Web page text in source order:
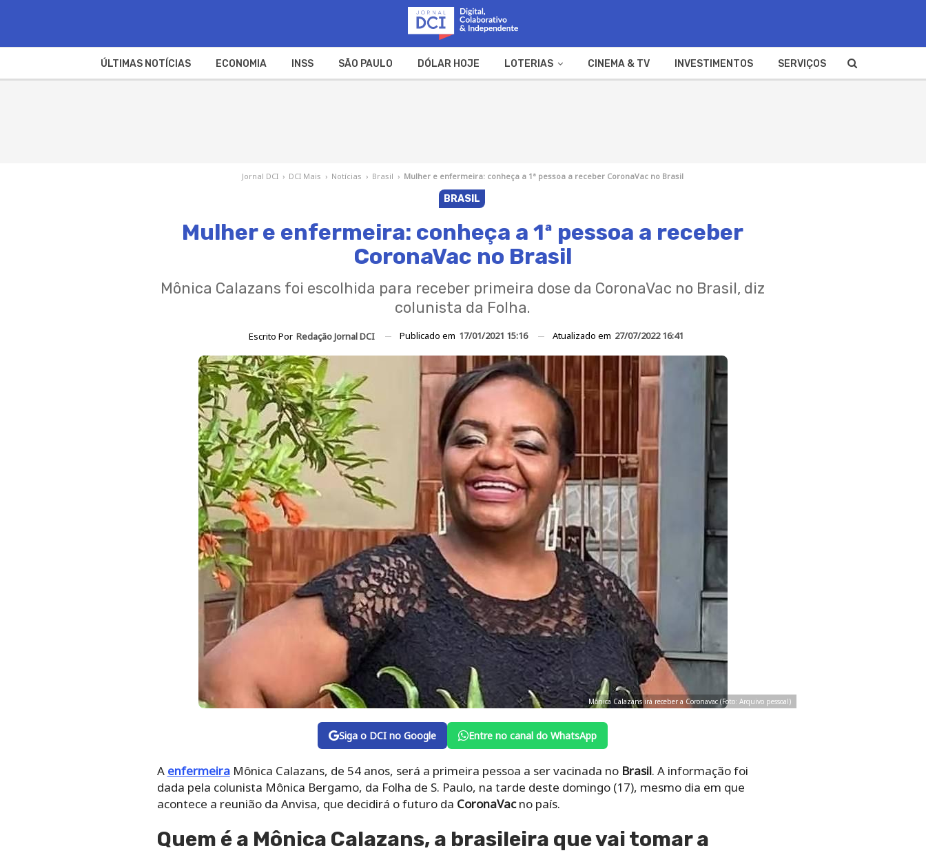
ÚLTIMAS NOTÍCIAS ECONOMIA INSS SÃO PAULO DÓLAR HOJE LOTERIAS CINEMA & TV INVESTIMENTOS SERVIÇOS
Jornal DCI › DCI Mais › Notícias › Brasil › Mulher e enfermeira: conheça a 1ª pessoa a receber CoronaVac no Brasil
BRASIL
Mulher e enfermeira: conheça a 1ª pessoa a receber
CoronaVac no Brasil
Mônica Calazans foi escolhida para receber primeira dose da CoronaVac no Brasil, diz
colunista da Folha.
Escrito Por Redação Jornal DCI Publicado em 17/01/2021 15:16 Atualizado em 27/07/2022 16:41
Mônica Calazans irá receber a Coronavac (Foto: Arquivo pessoal)
Siga o DCI no Google Entre no canal do WhatsApp
A enfermeiraMônica Calazans, de 54 anos, será a primeira pessoa a ser vacinada noBrasil. A informação foi
dada pela colunista Mônica Bergamo, da Folha de S. Paulo, na tarde deste domingo (17), mesmo dia em que
acontece a reunião da Anvisa, que decidirá o futuro da CoronaVacno país.
Quem é a Mônica Calazans, a brasileira que vai tomar a